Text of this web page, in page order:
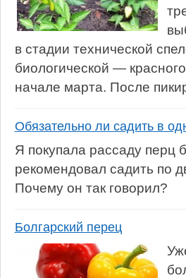
в стадии технической
биологической —
начале марта. После
Обязательно ли садить в
Я покупала рассаду перц
рекомендовал садить по
Почему он так говорил?
Болгарский перец